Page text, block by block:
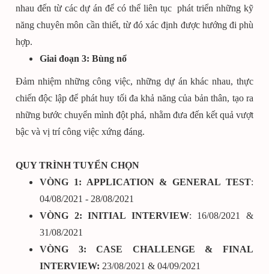
nhau đến từ các dự án để có thể liên tục phát triển những kỹ
năng chuyên môn cần thiết, từ đó xác định được hướng đi phù
hợp.
Giai đoạn 3: Bùng nổ
Đảm nhiệm những công việc, những dự án khác nhau, thực
chiến độc lập để phát huy tối đa khả năng của bản thân, tạo ra
những bước chuyển mình đột phá, nhằm đưa đến kết quả vượt
bậc và vị trí công việc xứng đáng.
QUY TRÌNH TUYỂN CHỌN
VÒNG 1: APPLICATION & GENERAL TEST:
04/08/2021 - 28/08/2021
VÒNG 2: INITIAL INTERVIEW: 16/08/2021 &
31/08/2021
VÒNG 3: CASE CHALLENGE & FINAL
INTERVIEW: 23/08/2021 & 04/09/2021